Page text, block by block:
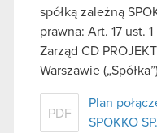
spółką zależną
prawna: Art. 17 ust.
Zarząd CD
Warszawie
PDF
Plan
SPOKKO